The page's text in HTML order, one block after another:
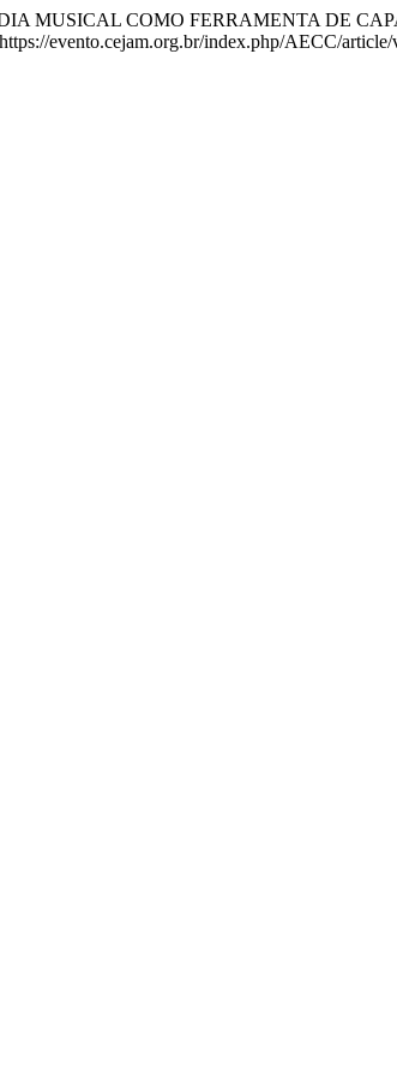
MUSICAL COMO FERRAMENTA DE
evento.cejam.org.br/index.php/AECC/article/